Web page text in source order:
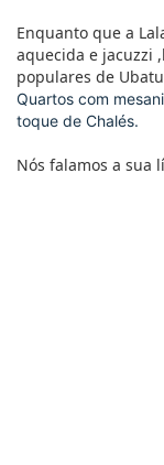
Enquanto que a
aquecida e jacuzzi
populares de
Quartos com
toque de Chalés.
Nós falamos a sua